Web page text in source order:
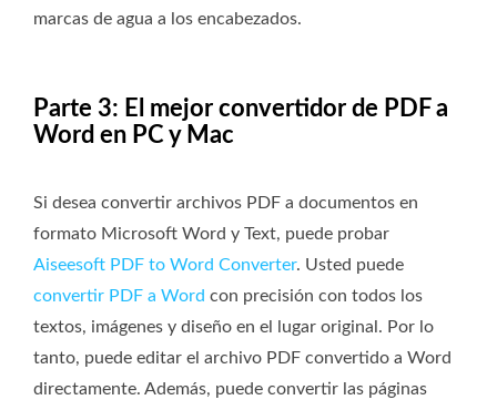
marcas de agua a los encabezados.
Parte 3: El mejor convertidor de PDF a
Word en PC y Mac
Si desea convertir archivos PDF a documentos en
formato Microsoft Word y Text, puede probar
Aiseesoft PDF to Word Converter. Usted puede
convertir PDF a Word con precisión con todos los
textos, imágenes y diseño en el lugar original. Por lo
tanto, puede editar el archivo PDF convertido a Word
directamente. Además, puede convertir las páginas